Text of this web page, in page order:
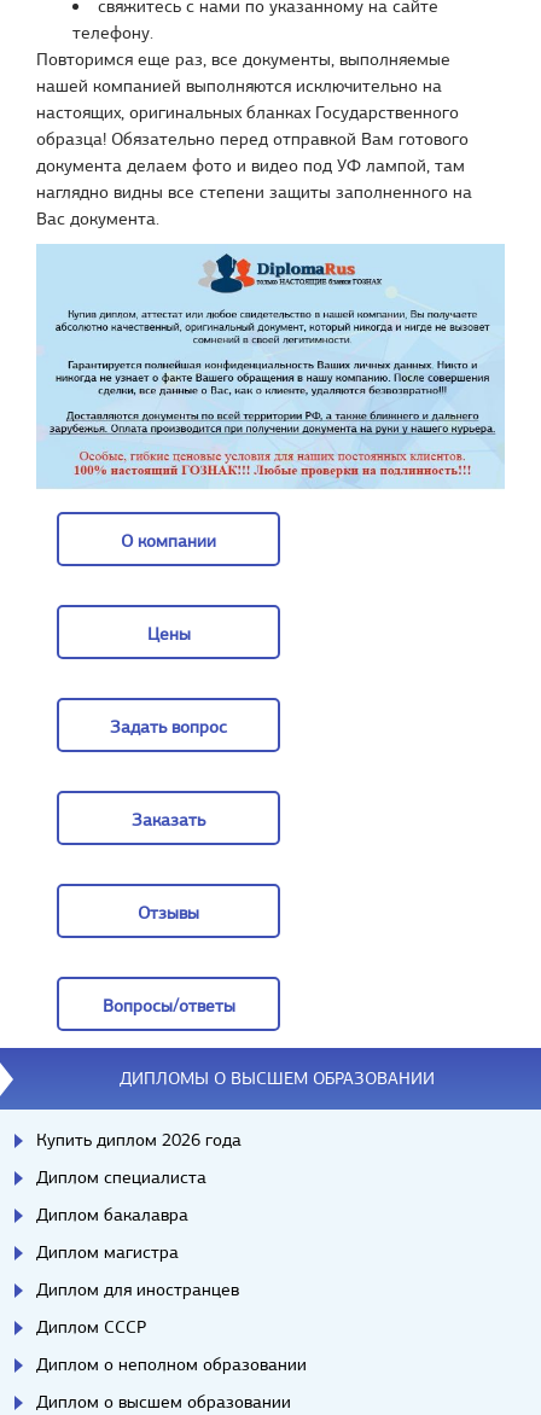
свяжитесь с нами по указанному на сайте
телефону.
Повторимся еще раз, все документы, выполняемые
нашей компанией выполняются исключительно на
настоящих, оригинальных бланках Государственного
образца! Обязательно перед отправкой Вам готового
документа делаем фото и видео под УФ лампой, там
наглядно видны все степени защиты заполненного на
Вас документа.
О компании
Цены
Задать вопрос
Заказать
Отзывы
Вопросы/ответы
Вопросы/ответы
ДИПЛОМЫ О ВЫСШЕМ ОБРАЗОВАНИИ
Купить диплом 2026 года
Диплом специалиста
Диплом бакалавра
Диплом магистра
Диплом для иностранцев
Диплом СССР
Диплом о неполном образовании
Диплом о высшем образовании